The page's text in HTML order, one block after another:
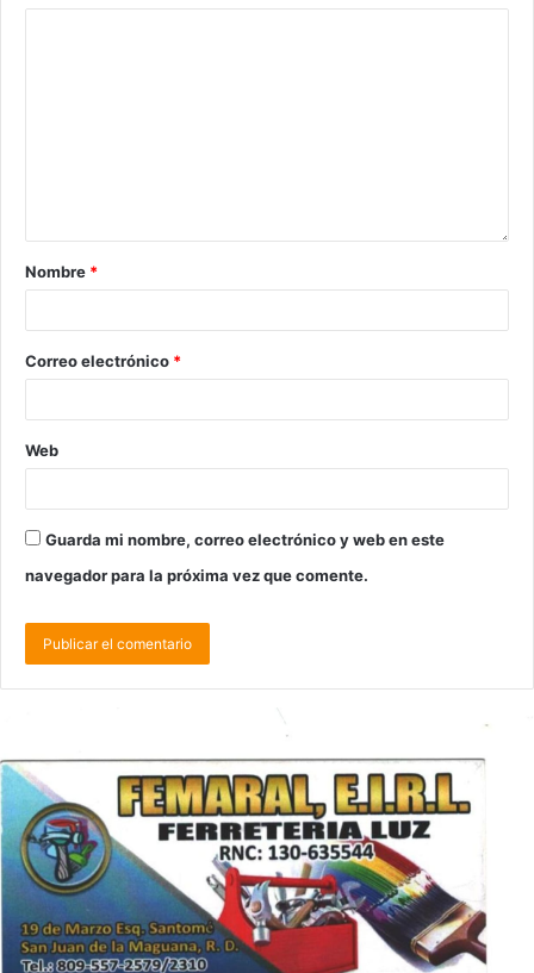
Nombre *
Correo electrónico *
Web
Guarda mi nombre, correo electrónico y web en este
navegador para la próxima vez que comente.